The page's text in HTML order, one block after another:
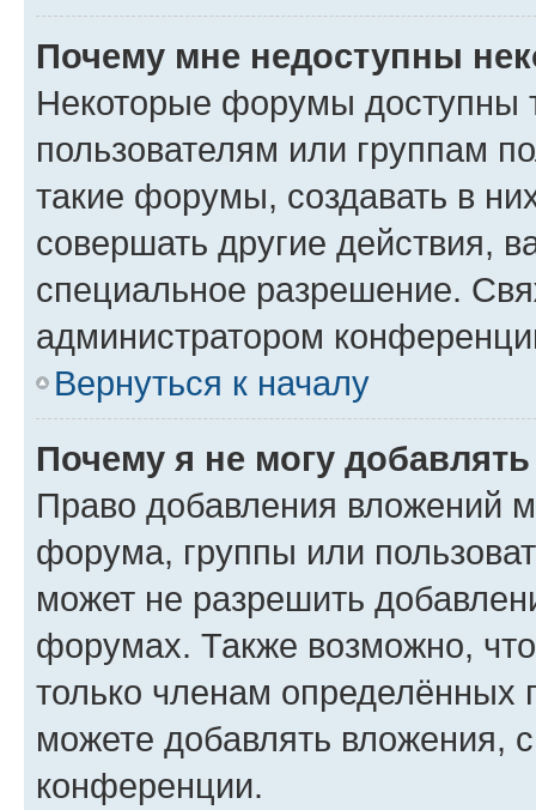
Почему мне недоступны
Некоторые форумы доступны
пользователям или группам
такие форумы, создавать в
совершать другие действия,
специальное разрешение.
администратором
Вернуться к началу
Почему я не могу
Право добавления вложений
форума, группы или
может не разрешить
форумах. Также возможно,
только членам определённых
можете добавлять вложения,
конференции.